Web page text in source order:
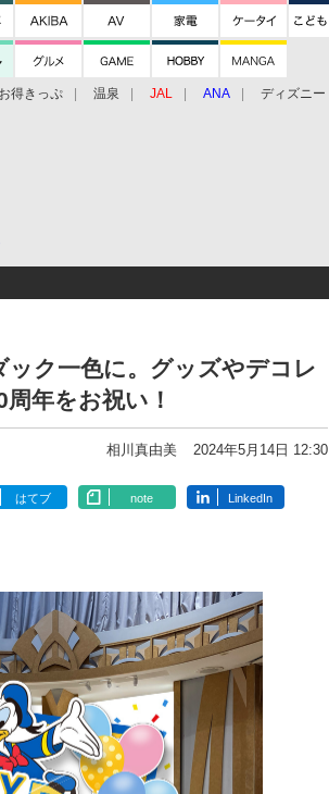
お得きっぷ 温泉 JAL ANA ディズニー
ク一色に。グッズやデコレ
年をお祝い！
相川真由美 2024年5月14日 12:30
はてブ note LinkedIn